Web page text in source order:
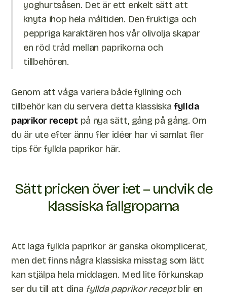
yoghurtsåsen. Det är ett enkelt sätt att
knyta ihop hela måltiden. Den fruktiga och
peppriga karaktären hos vår olivolja skapar
en röd tråd mellan paprikorna och
tillbehören.
Genom att våga variera både fyllning och
tillbehör kan du servera detta klassiska fyllda
paprikor recept på nya sätt, gång på gång. Om
du är ute efter ännu fler idéer har vi samlat fler
tips för fyllda paprikor här.
Sätt pricken över i:et – undvik de
klassiska fallgroparna
Att laga fyllda paprikor är ganska okomplicerat,
men det finns några klassiska misstag som lätt
kan stjälpa hela middagen. Med lite förkunskap
ser du till att dina fyllda paprikor receptblir en